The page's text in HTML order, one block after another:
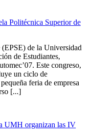
Politécnica Superior de
de la Universidad
de Estudiantes,
Este congreso,
un ciclo de
feria de empresa
[...]
UMH organizan las IV